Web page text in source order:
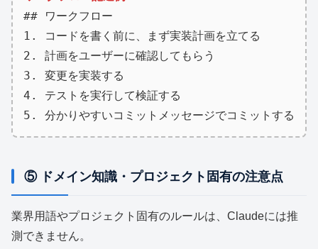
## ワークフロー
1. コードを書く前に、まず実装計画を立てる
2. 計画をユーザーに確認してもらう
3. 変更を実装する
4. テストを実行して検証する
5. 分かりやすいコミットメッセージでコミットする
⑤ ドメイン知識・プロジェクト固有の注意点
業界用語やプロジェクト固有のルールは、Claudeには推
測できません。